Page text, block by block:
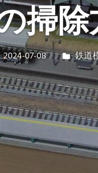
掃
2024-07-08 若林
鉄道